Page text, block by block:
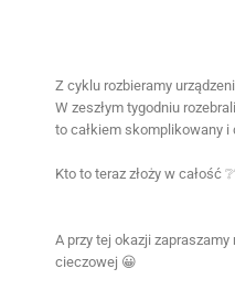
Z cyklu rozbieramy
W zeszłym tygodniu
to całkiem skomplikowany i
Kto to teraz złoży w całość
A przy tej okazji
cieczowej 😀